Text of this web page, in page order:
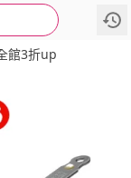
館3折up